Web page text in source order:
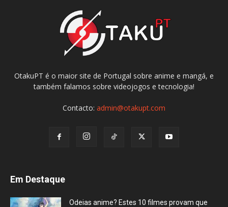
OtakuPT é o maior site de Portugal sobre anime e mangá, e
também falamos sobre videojogos e tecnologia!
Contacto: admin@otakupt.com
Em Destaque
Odeias anime? Estes 10 filmes provam que